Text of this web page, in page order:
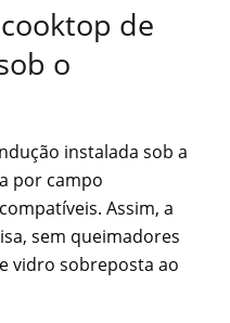
de
o
instalada sob a
por campo
Assim, a
sem queimadores
vidro sobreposta ao